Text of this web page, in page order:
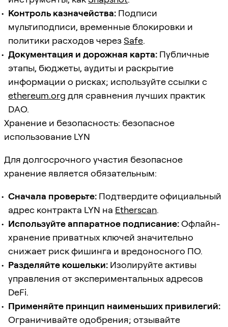
Контроль казначейства: Подписи
мультиподписи, временные блокировки и
политики расходов черезSafe.
Документация и дорожная карта: Публичные
этапы, бюджеты, аудиты и раскрытие
информации о рисках; используйте ссылки с
ethereum.org для сравнения лучших практик
DAO.
Хранение и безопасность: безопасное
использование LYN
Для долгосрочного участия безопасное
хранение является обязательным:
Сначала проверьте: Подтвердите официальный
адрес контракта LYN на Etherscan.
Используйте аппаратное подписание:Офлайн-
хранение приватных ключей значительно
снижает риск фишинга и вредоносного ПО.
Разделяйте кошельки: Изолируйте активы
управления от экспериментальных адресов
DeFi.
Применяйте принцип наименьших привилегий:
Ограничивайте одобрения; отзывайте